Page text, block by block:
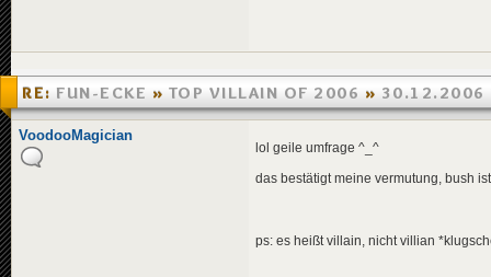
RE: FUN-ECKE » TOP VILLAIN OF 2006 » 30.12.2006
VoodooMagician
lol geile umfrage ^_^
das bestätigt meine vermutung, bush
ps: es heißt villain, nicht villian